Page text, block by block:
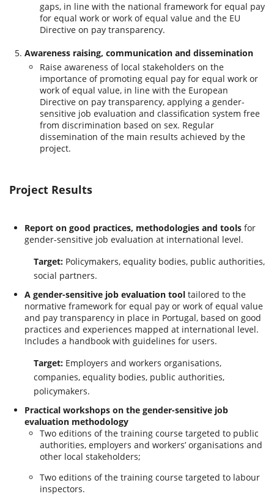
gaps, in line with the national framework for equal pay
for equal work or work of equal value and the EU
Directive on pay transparency.
Awareness raising, communication and dissemination
Raise awareness of local stakeholders on the
importance of promoting equal pay for equal work or
work of equal value, in line with the European
Directive on pay transparency, applying a gender-
sensitive job evaluation and classification system free
from discrimination based on sex. Regular
dissemination of the main results achieved by the
project.
Project Results
Report on good practices, methodologies and tools for
gender-sensitive job evaluation at international level.
Target: Policymakers, equality bodies, public authorities,
social partners.
A gender-sensitive job evaluation tool tailored to the
normative framework for equal pay or work of equal value
and pay transparency in place in Portugal, based on good
practices and experiences mapped at international level.
Includes a handbook with guidelines for users.
Target: Employers and workers organisations,
companies, equality bodies, public authorities,
policymakers.
Practical workshops on the gender-sensitive job
evaluation methodology
Two editions of the training course targeted to public
authorities, employers and workers’ organisations and
other local stakeholders;
Two editions of the training course targeted to labour
inspectors.